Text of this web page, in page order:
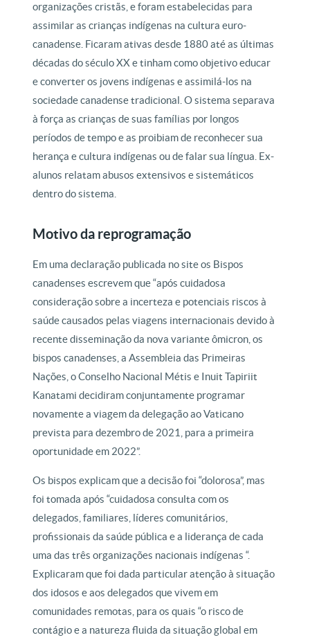
organizações cristãs, e foram estabelecidas para
assimilar as crianças indígenas na cultura euro-
canadense. Ficaram ativas desde 1880 até as últimas
décadas do século XX e tinham como objetivo educar
e converter os jovens indígenas e assimilá-los na
sociedade canadense tradicional. O sistema separava
à força as crianças de suas famílias por longos
períodos de tempo e as proibiam de reconhecer sua
herança e cultura indígenas ou de falar sua língua. Ex-
alunos relatam abusos extensivos e sistemáticos
dentro do sistema.
Motivo da reprogramação
Em uma declaração publicada no site os Bispos
canadenses escrevem que “após cuidadosa
consideração sobre a incerteza e potenciais riscos à
saúde causados pelas viagens internacionais devido à
recente disseminação da nova variante ômicron, os
bispos canadenses, a Assembleia das Primeiras
Nações, o Conselho Nacional Métis e Inuit Tapiriit
Kanatami decidiram conjuntamente programar
novamente a viagem da delegação ao Vaticano
prevista para dezembro de 2021, para a primeira
oportunidade em 2022”.
Os bispos explicam que a decisão foi “dolorosa”, mas
foi tomada após “cuidadosa consulta com os
delegados, familiares, líderes comunitários,
profissionais da saúde pública e a liderança de cada
uma das três organizações nacionais indígenas “.
Explicaram que foi dada particular atenção à situação
dos idosos e aos delegados que vivem em
comunidades remotas, para os quais “o risco de
contágio e a natureza fluida da situação global em